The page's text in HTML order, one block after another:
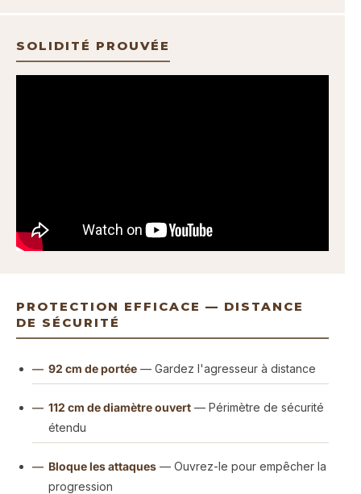
SOLIDITÉ PROUVÉE
PROTECTION EFFICACE — DISTANCE
DE SÉCURITÉ
92 cm de portée — Gardez l'agresseur à distance
112 cm de diamètre ouvert — Périmètre de sécurité
étendu
Bloque les attaques — Ouvrez-le pour empêcher la
progression